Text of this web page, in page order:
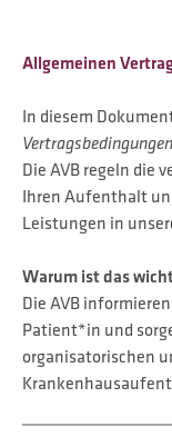
Allgemeinen
In diesem
Die AVB regeln die
Ihren Aufenthalt
Leistungen in
Warum ist das
Die AVB
Patient*in und
organisatorischen